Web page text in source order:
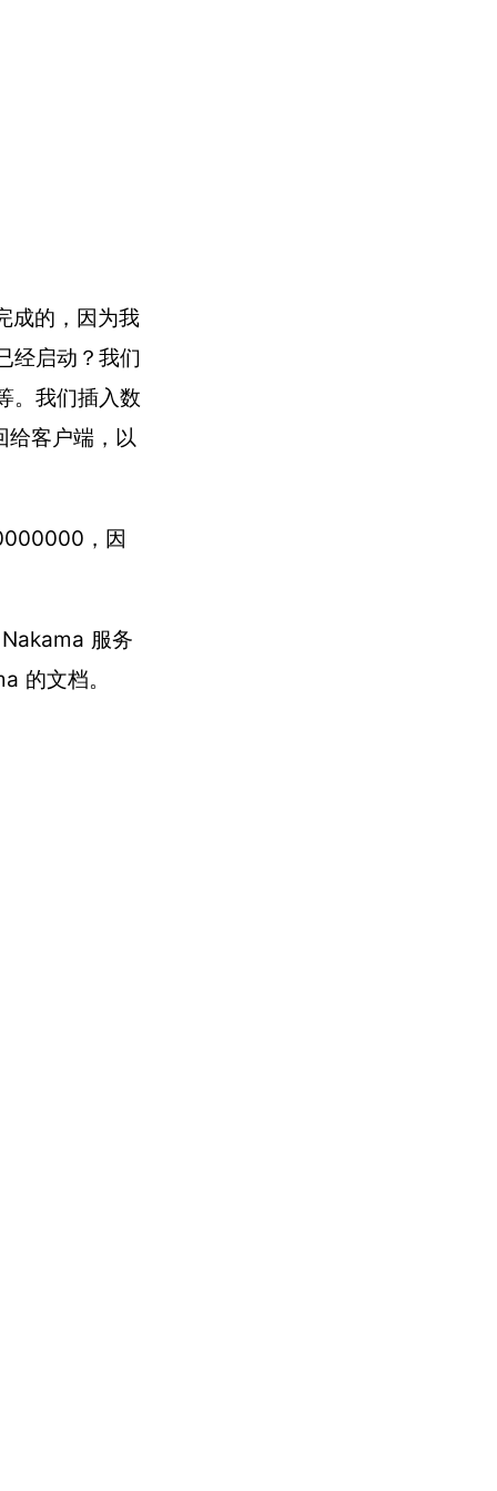
成的，因为我
经启动？我们
。我们插入数
给客户端，以
，因
服务
的文档。